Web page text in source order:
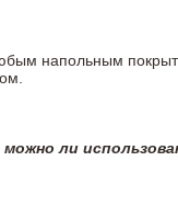
напольным
ли